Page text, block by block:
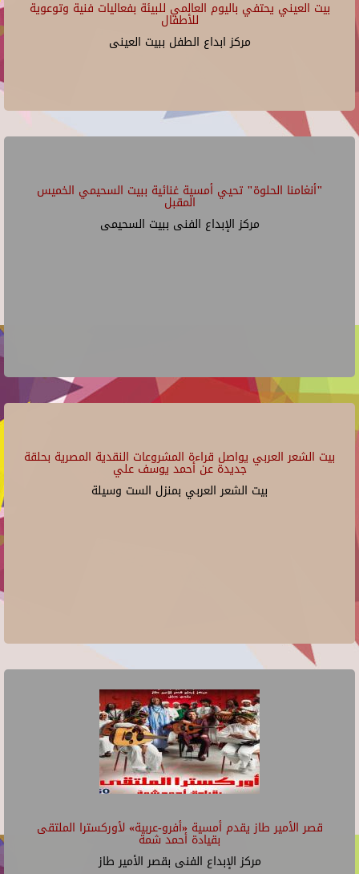
بيت العيني يحتفي باليوم العالمي للبيئة بفعاليات فنية وتوعوية
للأطفال
مركز ابداع الطفل ببيت العينى
"أنغامنا الحلوة" تحيي أمسية غنائية ببيت السحيمي الخميس
المقبل
مركز الإبداع الفنى ببيت السحيمى
بيت الشعر العربي يواصل قراءة المشروعات النقدية المصرية بحلقة
جديدة عن أحمد يوسف علي
بيت الشعر العربي بمنزل الست وسيلة
قصر الأمير طاز يقدم أمسية «أفرو-عربية» لأوركسترا الملتقى
بقيادة أحمد شمة
مركز الإبداع الفنى بقصر الأمير طاز